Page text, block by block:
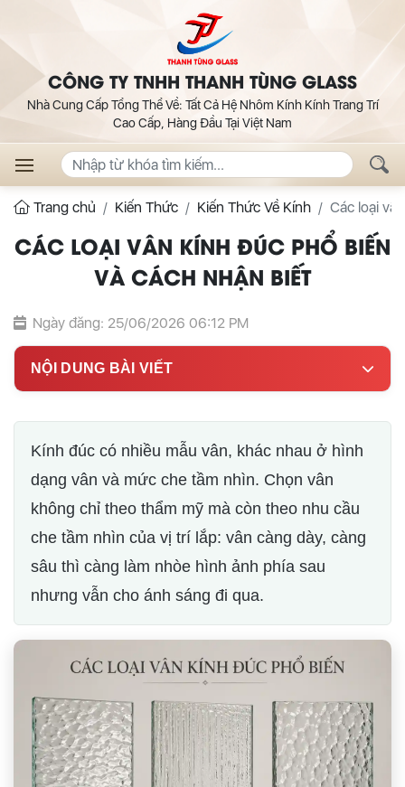
CÔNG TY TNHH THANH TÙNG GLASS
Nhà Cung Cấp Tổng Thể Về: Tất Cả Hệ Nhôm Kính Kính Trang Trí
Cao Cấp, Hàng Đầu Tại Việt Nam
Trang chủ Kiến Thức Kiến Thức Về Kính Các loại
CÁC LOẠI VÂN KÍNH ĐÚC PHỔ BIẾN
VÀ CÁCH NHẬN BIẾT
Ngày đăng: 25/06/2026 06:12 PM
NỘI DUNG BÀI VIẾT
Kính đúc có nhiều mẫu vân, khác nhau ở hình
dạng vân và mức che tầm nhìn. Chọn vân
không chỉ theo thẩm mỹ mà còn theo nhu cầu
che tầm nhìn của vị trí lắp: vân càng dày, càng
sâu thì càng làm nhòe hình ảnh phía sau
nhưng vẫn cho ánh sáng đi qua.